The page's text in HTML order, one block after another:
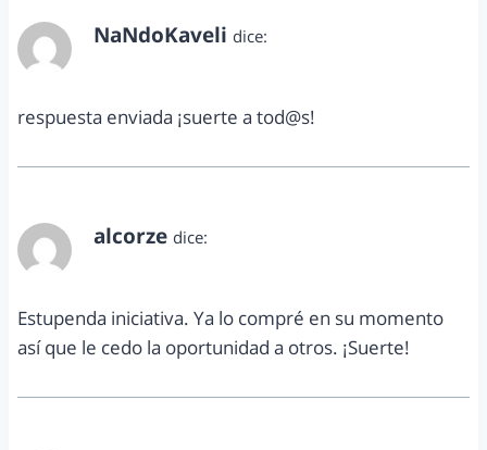
NaNdoKaveli dice:
respuesta enviada ¡suerte a tod@s!
alcorze dice:
Estupenda iniciativa. Ya lo compré en su momento
así que le cedo la oportunidad a otros. ¡Suerte!